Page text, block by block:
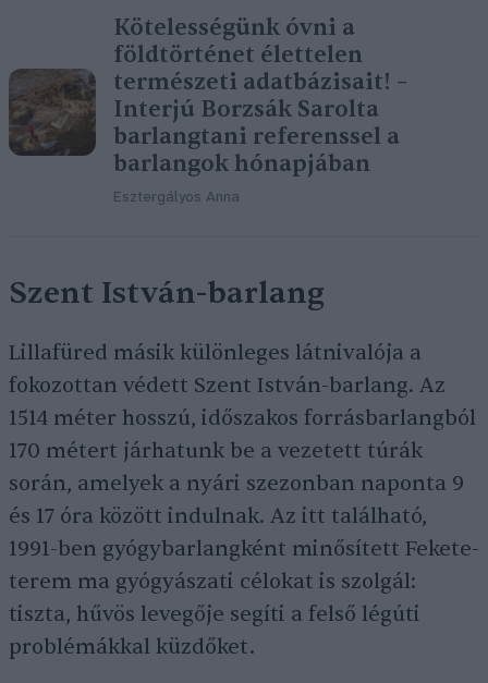
Kötelességünk óvni a
földtörténet élettelen
természeti adatbázisait! –
Interjú Borzsák Sarolta
barlangtani referenssel a
barlangok hónapjában
Esztergályos Anna
Szent István-barlang
Lillafüred másik különleges látnivalója a
fokozottan védett Szent István-barlang. Az
1514 méter hosszú, időszakos forrásbarlangból
170 métert járhatunk be a vezetett túrák
során, amelyek a nyári szezonban naponta 9
és 17 óra között indulnak. Az itt található,
1991-ben gyógybarlangként minősített Fekete-
terem ma gyógyászati célokat is szolgál:
tiszta, hűvös levegője segíti a felső légúti
problémákkal küzdőket.